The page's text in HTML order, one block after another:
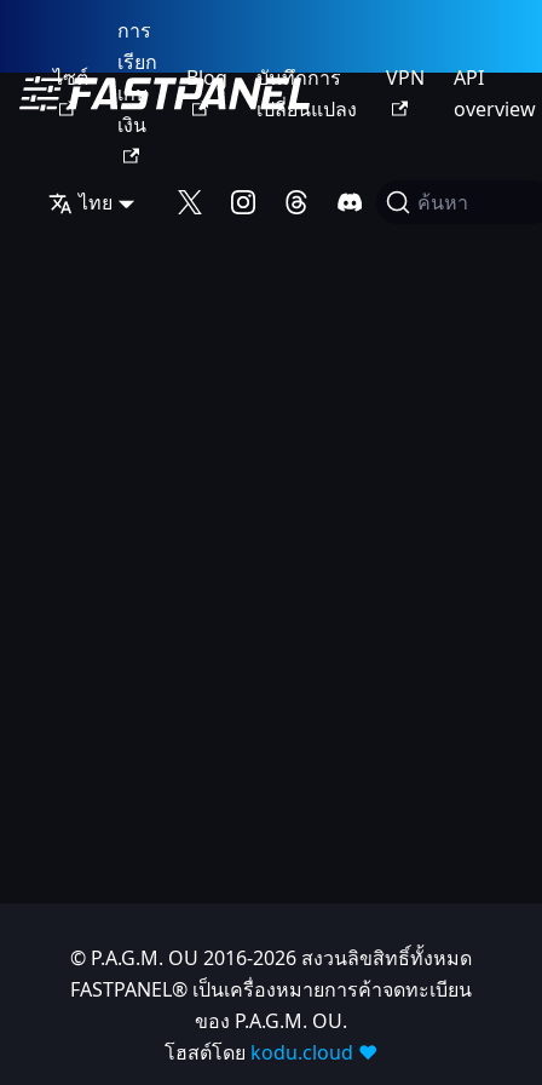
ไซต์
การ
เรียก
เก็บ
เงิน
Blog
บันทึกการ
เปลี่ยนแปลง
VPN
API
overview
ไทย ค้นหา
© P.A.G.M. OU 2016-2026 สงวนลิขสิทธิ์ทั้งหมด
FASTPANEL® เป็นเครื่องหมายการค้าจดทะเบียน
ของ P.A.G.M. OU.
โฮสต์โดย kodu.cloud ❤️